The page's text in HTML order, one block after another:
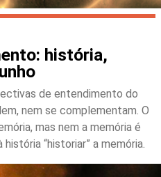
história,
de entendimento do
nem se complementam. O
mas nem a memória é
“historiar” a memória.